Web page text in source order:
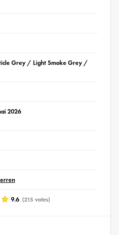
Grey / Light Smoke Grey /
2026
9.6 (215 votes)